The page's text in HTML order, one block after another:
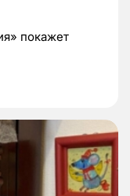
покажет